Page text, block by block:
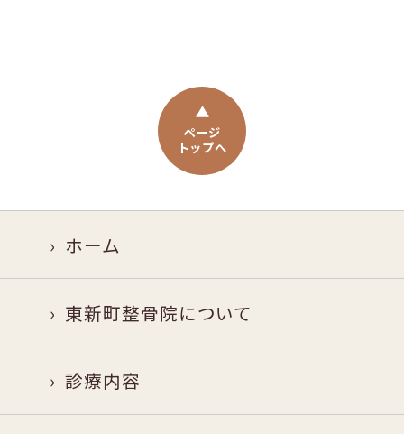
ページ
トップへ
ホーム
東新町整骨院について
診療内容